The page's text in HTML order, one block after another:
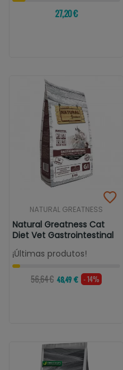
27,20 €
NATURAL GREATNESS
Natural Greatness Cat
Diet Vet Gastrointestinal
¡Últimas produtos!
56,64 € 48,49 € - 14%